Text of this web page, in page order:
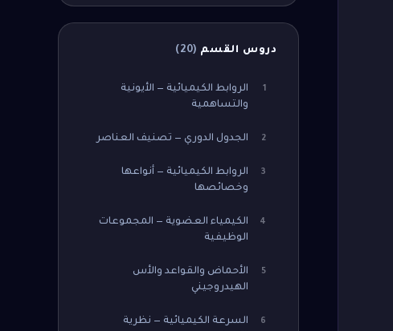
دروس القسم (
20
)
1
الروابط الكيميائية — الأيونية
والتساهمية
2 الجدول الدوري — تصنيف العناصر
3
الروابط الكيميائية — أنواعها
وخصائصها
4
الكيمياء العضوية — المجموعات
الوظيفية
5
الأحماض والقواعد والأس
الهيدروجيني
6
السرعة الكيميائية — نظرية